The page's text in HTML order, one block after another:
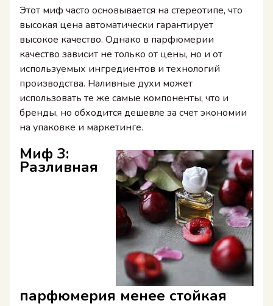
Этот миф часто основывается на стереотипе, что
высокая цена автоматически гарантирует
высокое качество. Однако в парфюмерии
качество зависит не только от цены, но и от
используемых ингредиентов и технологий
производства. Наливные духи может
использовать те же самые компоненты, что и
бренды, но обходится дешевле за счет экономии
на упаковке и маркетинге.
Миф 3:
Разливная
парфюмерия менее стойкая